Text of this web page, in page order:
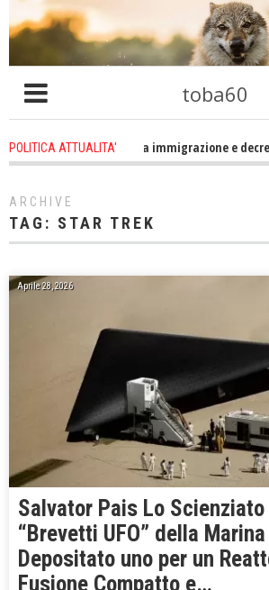
toba60
POLITICA ATTUALITA'
che problema immigrazione e decreti
ARCHIVE
TAG: STAR TREK
Aprile 28, 2026
Salvator Pais Lo
“Brevetti UFO” della
Depositato uno per un
Fusione Compatto e…